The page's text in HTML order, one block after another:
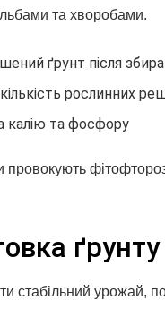
та хворобами.
ґрунт після
рослинних
калію та фосфору
провокують
ґрунту
стабільний урожай,